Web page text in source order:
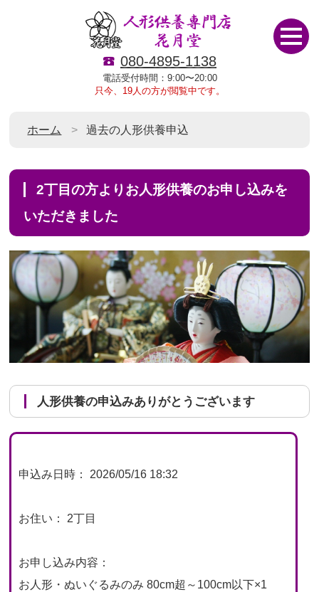
080-4895-1138
電話受付時間：9:00〜20:00
只今、19人の方が閲覧中です。
ホーム 過去の人形供養申込
2丁目の方よりお人形供養のお申し込みを
いただきました
人形供養の申込みありがとうございます
申込み日時： 2026/05/16 18:32
お住い： 2丁目
お申し込み内容：
お人形・ぬいぐるみのみ 80cm超～100cm以下×1